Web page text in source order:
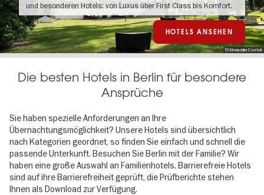
© Menachim Czertok
und besonderen Hotels: von Luxus über First Class bis Komfort.
HOTELS ANSEHEN
Die besten Hotels in Berlin für besondere
Ansprüche
Sie haben spezielle Anforderungen an Ihre
Übernachtungsmöglichkeit? Unsere Hotels sind übersichtlich
nach Kategorien geordnet, so finden Sie einfach und schnell die
passende Unterkunft. Besuchen Sie Berlin mit der Familie? Wir
haben eine große Auswahl an Familienhotels. Barrierefreie Hotels
sind auf ihre Barrierefreiheit geprüft, die Prüfberichte stehen
Ihnen als Download zur Verfügung.